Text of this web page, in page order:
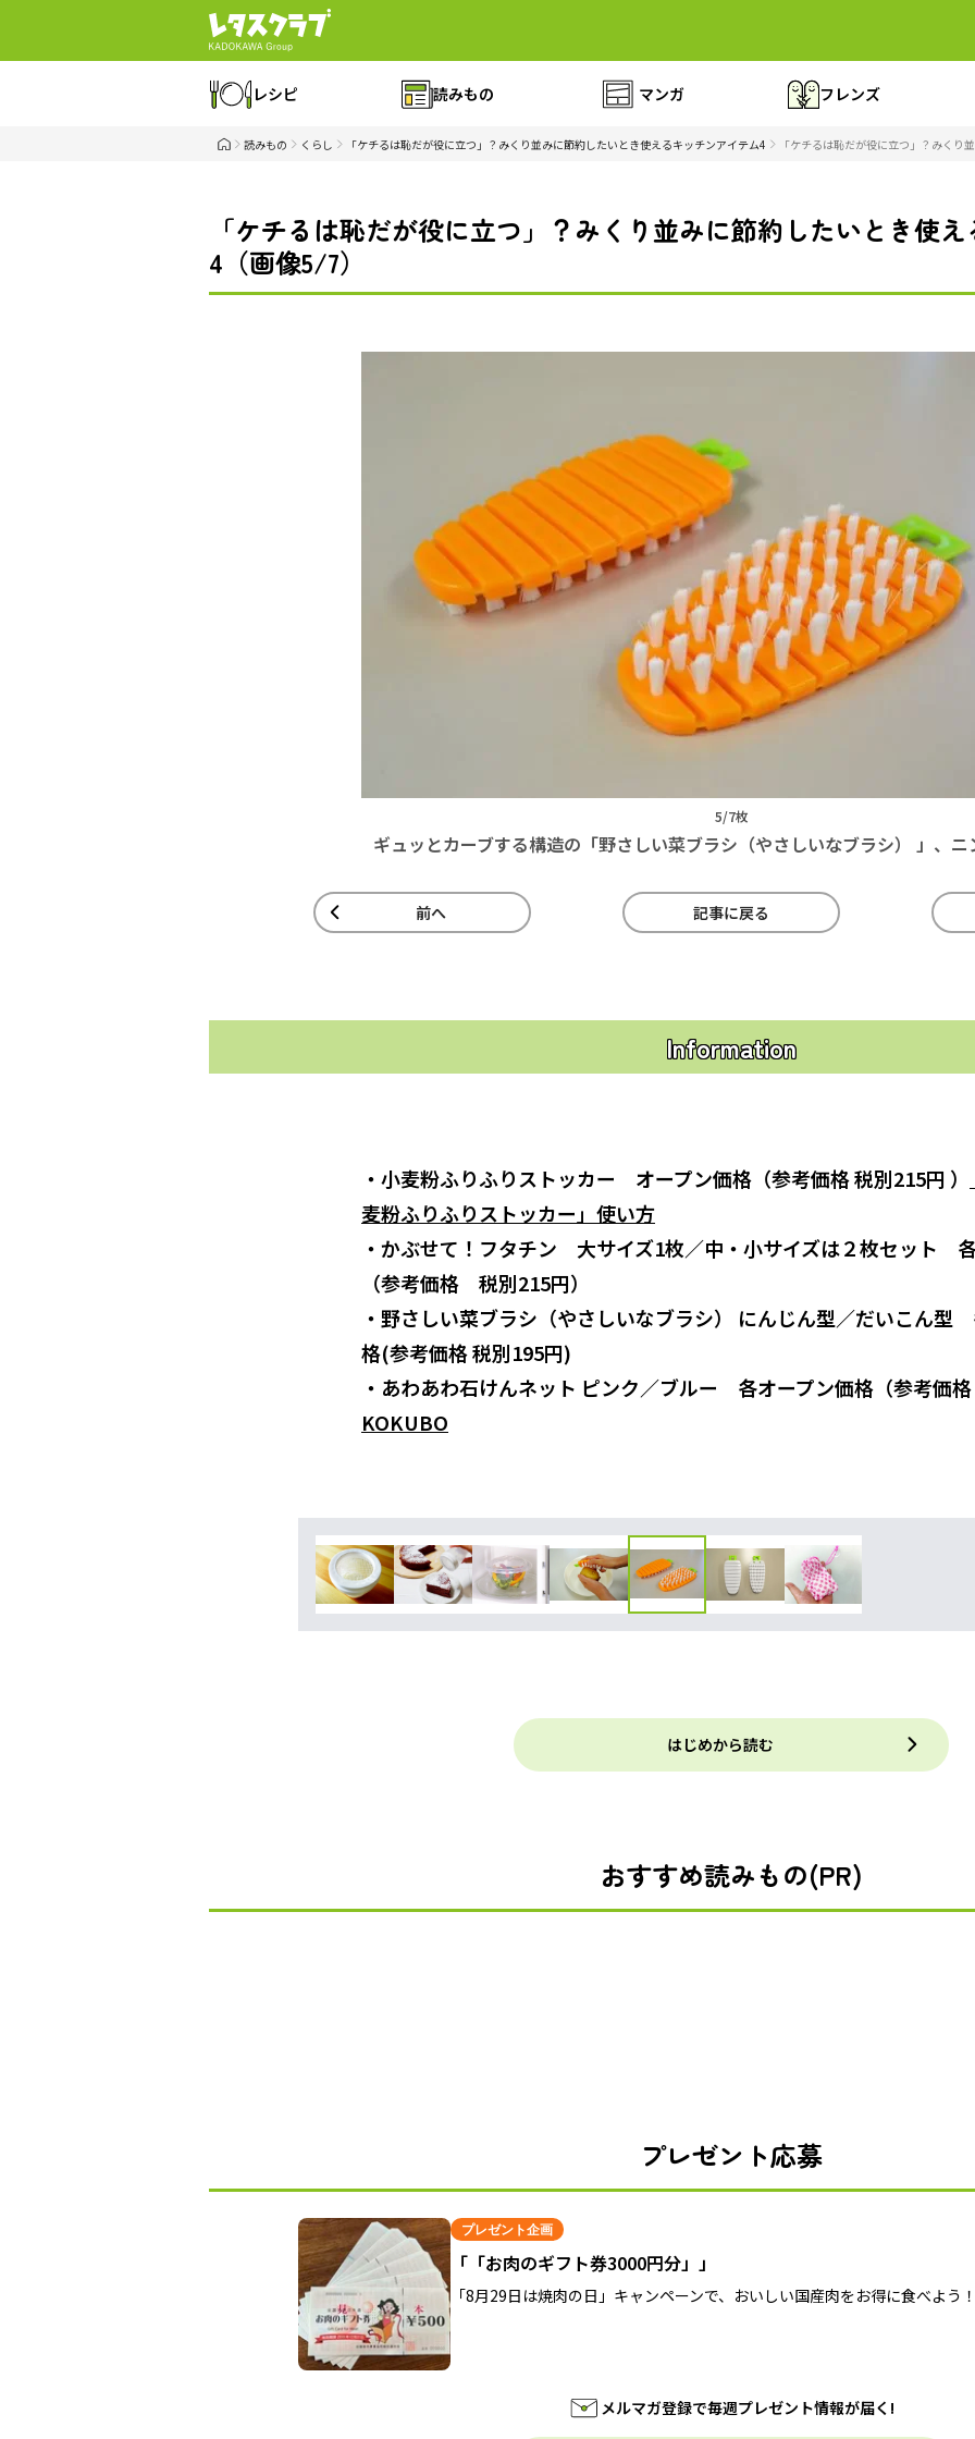
レシピ 読みもの マンガ フレンズ
読みもの くらし 「ケチるは恥だが役に立つ」？みくり並みに節約したいとき使えるキッチンアイテム4 「ケチるは恥だが役に立つ」？みく
「ケチるは恥だが役に立つ」？みくり並みに節約したいとき使
4（画像5/7）
5/7枚
ギュッとカーブする構造の「野さしい菜ブラシ（やさしいなブラシ） 」、
前へ 記事に戻る
Information
・小麦粉ふりふりストッカー オープン価格（参考価格 税別215円 ）
麦粉ふりふりストッカー」使い方
・かぶせて！フタチン 大サイズ1枚／中・小サイズは２枚セット
（参考価格 税別215円）
・野さしい菜ブラシ（やさしいなブラシ） にんじん型／だいこん型
格(参考価格 税別195円)
・あわあわ石けんネット ピンク／ブルー 各オープン価格（参考価
KOKUBO
はじめから読む
おすすめ読みもの(PR)
プレゼント応募
プレゼント企画
「「お肉のギフト券3000円分」」
「8月29日は焼肉の日」キャンペーンで、おいしい国産肉をお得に食べよう
メルマガ登録で毎週プレゼント情報が届く!